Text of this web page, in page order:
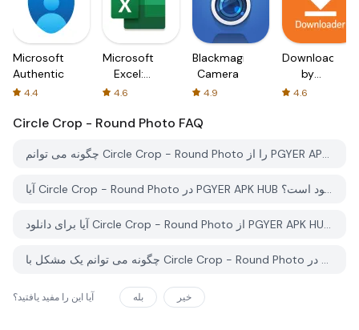
Microsoft
Authenticator
4.4
Microsoft
Excel:
Spreadsheets
4.6
Blackmagic
Camera
4.9
Downloader
by
AFTVnews
4.6
Circle Crop - Round Photo FAQ
چگونه می توانم Circle Crop - Round Photo را از PGYER APK HUB دانلود کنم؟
آیا Circle Crop - Round Photo در PGYER APK HUB رایگان برای دانلود است؟
آیا برای دانلود Circle Crop - Round Photo از PGYER APK HUB نیاز به حساب کاربری دارم؟
چگونه می توانم یک مشکل با Circle Crop - Round Photo در PGYER APK HUB گزارش دهم؟
آیا این را مفید یافتید؟ بله خیر